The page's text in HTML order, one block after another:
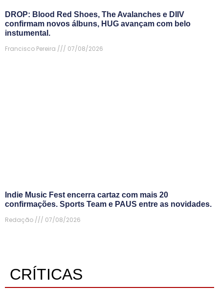
DROP: Blood Red Shoes, The Avalanches e DIIV
confirmam novos álbuns, HUG avançam com belo
instumental.
Francisco Pereira
07/08/2026
Indie Music Fest encerra cartaz com mais 20
confirmações. Sports Team e PAUS entre as novidades.
Redação
07/08/2026
CRÍTICAS